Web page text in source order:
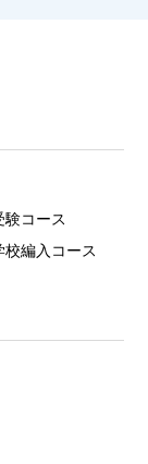
験コース
校編入コース